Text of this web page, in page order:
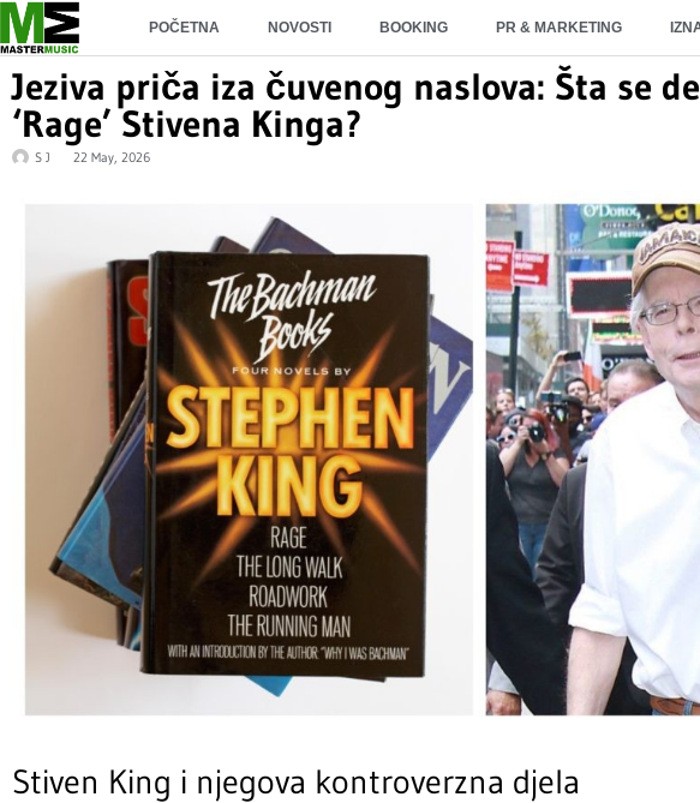
POČETNA NOVOSTI BOOKING PR & MARKETING
Jeziva priča iza čuvenog naslova: Šta se
‘Rage’ Stivena Kinga?
S J 22 May, 2026
Stiven King i njegova kontroverzna djela